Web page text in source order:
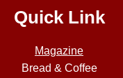
Quick Link
Magazine
Bread & Coffee